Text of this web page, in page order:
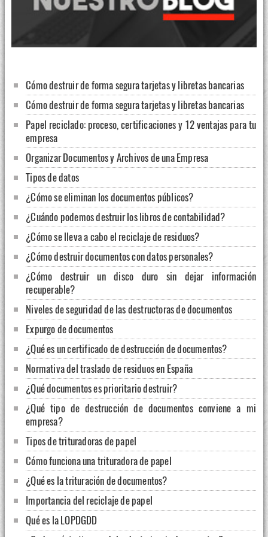
Cómo destruir de forma segura tarjetas y libretas bancarias
Cómo destruir de forma segura tarjetas y libretas bancarias
Papel reciclado: proceso, certificaciones y 12 ventajas para tu
empresa
Organizar Documentos y Archivos de una Empresa
Tipos de datos
¿Cómo se eliminan los documentos públicos?
¿Cuándo podemos destruir los libros de contabilidad?
¿Cómo se lleva a cabo el reciclaje de residuos?
¿Cómo destruir documentos con datos personales?
¿Cómo destruir un disco duro sin dejar información
recuperable?
Niveles de seguridad de las destructoras de documentos
Expurgo de documentos
¿Qué es un certificado de destrucción de documentos?
Normativa del traslado de residuos en España
¿Qué documentos es prioritario destruir?
¿Qué tipo de destrucción de documentos conviene a mi
empresa?
Tipos de trituradoras de papel
Cómo funciona una trituradora de papel
¿Qué es la trituración de documentos?
Importancia del reciclaje de papel
Qué es la LOPDGDD